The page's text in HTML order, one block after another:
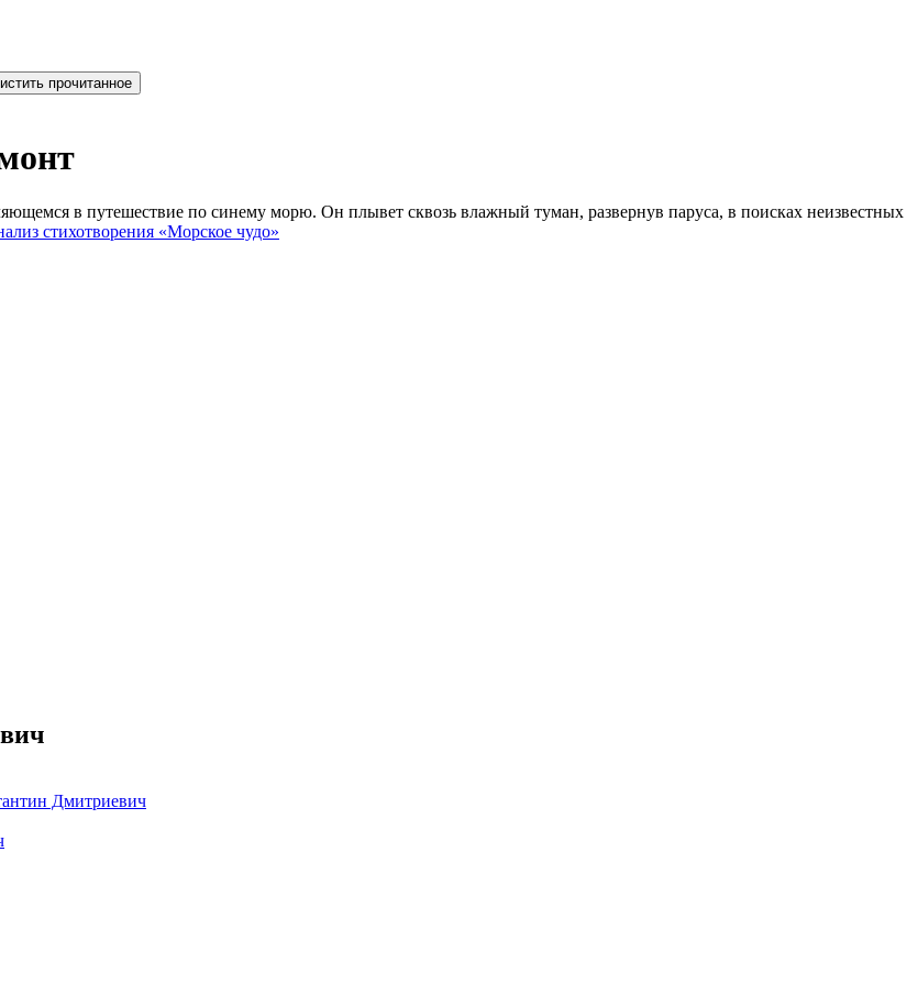
прочитанное
в путешествие по синему морю. Он плывет сквозь влажный туман, развернув паруса, в поисках неизвестных
стихотворения «Морское чудо»
Дмитриевич